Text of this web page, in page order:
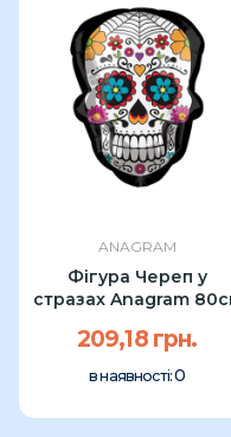
ANAGRAM
Фігура Череп у
стразах Anagram
209,18 грн.
в наявності:0